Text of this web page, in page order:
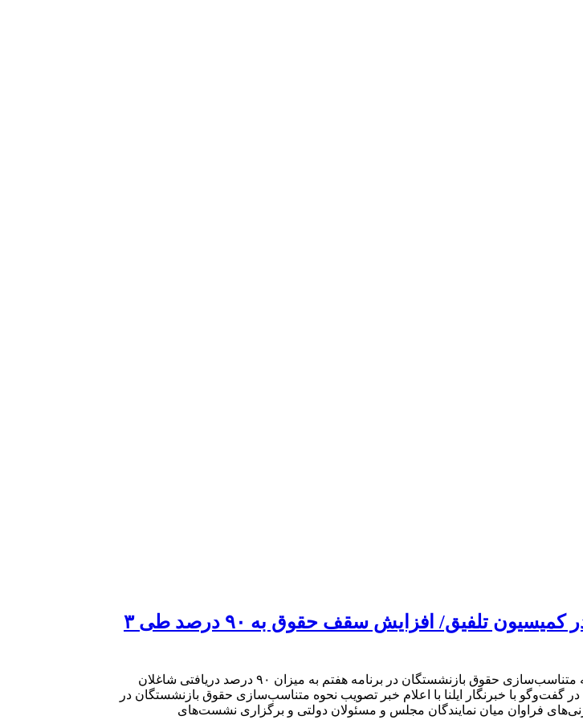
تصویب سازوکار اجرای متناسب‌سازی حقوق بازنشستگان در کمیسیون تلفیق/ افزایش سقف حقوق به ۹۰ درصد طی ۳
رئیس کمیته نظام اداری مجلس گفت: در جلسه امروز کمیسیون تلفیق برنامه هفتم توسعه متناسب‌سازی حقوق بازنشستگان در برنامه هفتم به میزان ۹۰ درصد دریافتی شاغلان
با خبرنگار ایلنا با اعلام خبر تصویب نحوه متناسب‌سازی حقوق بازنشستگان در
رایزنی‌های فراوان میان نمایندگان مجلس و مسئولان دولتی و برگزاری نشست‌های